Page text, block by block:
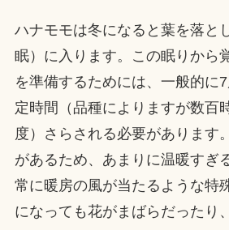
ハナモモは冬になると葉を落と
眠）に入ります。この眠りから
を準備するためには、一般的に
定時間（品種によりますが数百
度）さらされる必要があります
があるため、あまりに温暖すぎ
常に暖房の風が当たるような特
になっても花がまばらだったり